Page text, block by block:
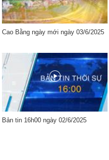
Cao Bằng ngày mới ngày 03/6/2025
Bản tin 16h00 ngày 02/6/2025